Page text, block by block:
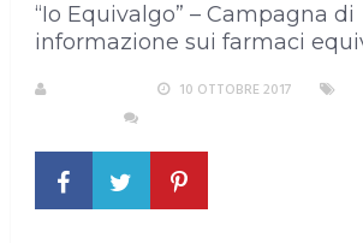
“Io Equivalgo” – Campagna di
informazione sui farmaci
10 OTTOBRE 2017